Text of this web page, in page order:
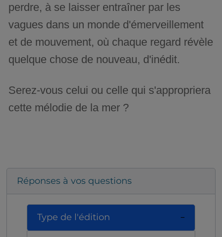
perdre, à se laisser entraîner par les
vagues dans un monde d'émerveillement
et de mouvement, où chaque regard révèle
quelque chose de nouveau, d'inédit.
Serez-vous celui ou celle qui s'appropriera
cette mélodie de la mer ?
Réponses à vos questions
Type de l'édition